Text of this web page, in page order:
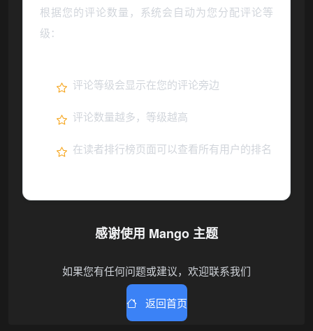
根据您的评论数量，系统会自动为您分配评论等
级：
评论等级会显示在您的评论旁边
评论数量越多，等级越高
在读者排行榜页面可以查看所有用户的排名
感谢使用 Mango 主题
如果您有任何问题或建议，欢迎联系我们
返回首页